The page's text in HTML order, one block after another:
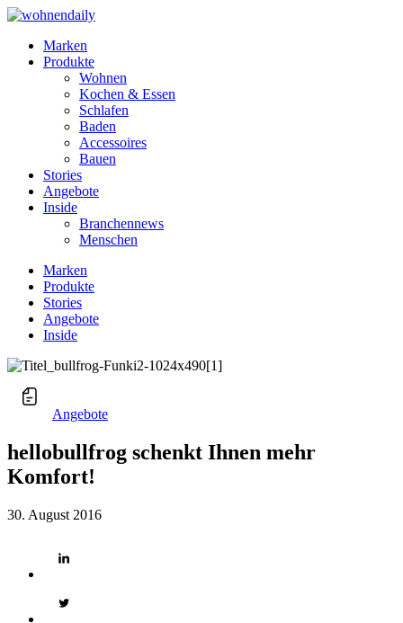
Marken
Produkte
Wohnen
Kochen & Essen
Schlafen
Baden
Accessoires
Bauen
Stories
Angebote
Inside
Branchennews
Menschen
Marken
Produkte
Stories
Angebote
Inside
Angebote
hellobullfrog schenkt Ihnen mehr
Komfort!
30. August 2016